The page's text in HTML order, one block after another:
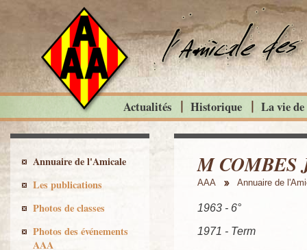
M COMBES
AAA Annuaire de
1963 - 6°
1971 - Term
Actualités Historique La vie
Annuaire de l'Amicale
Les publications
Photos de classes
Photos des événements
AAA